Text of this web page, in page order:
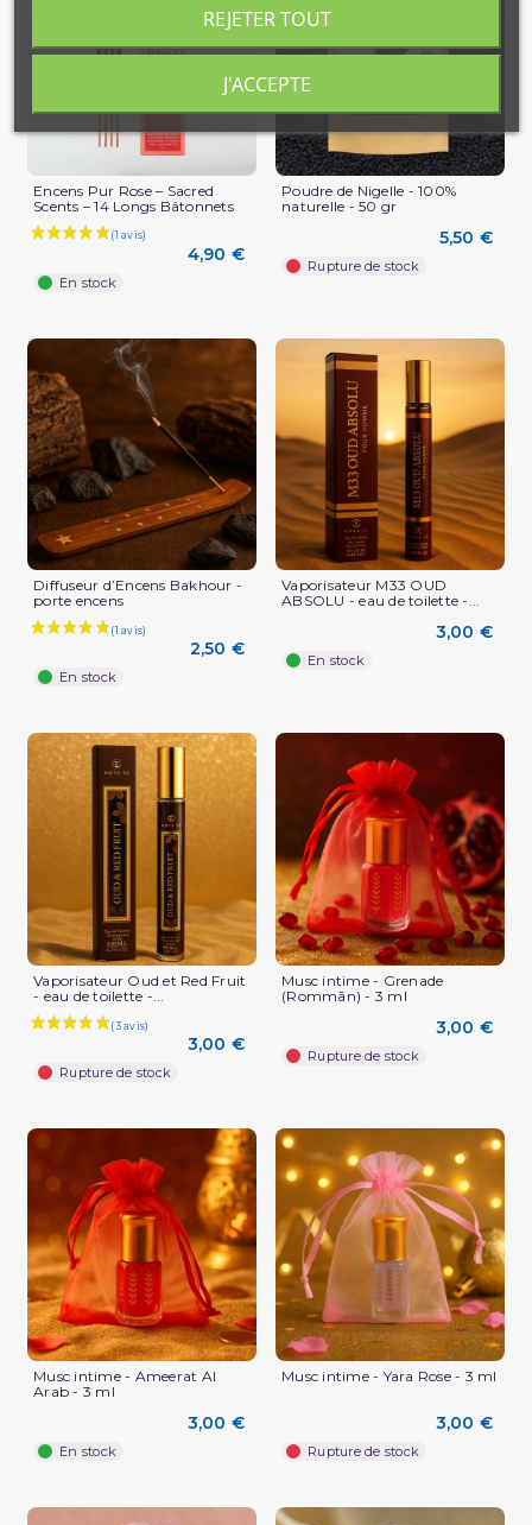
Encens Pur Rose – Sacred
Scents – 14 Longs Bâtonnets
4,90 €
En stock
Poudre de Nigelle - 100%
naturelle - 50 gr
5,50 €
Rupture de stock
Diffuseur d’Encens Bakhour -
porte encens
2,50 €
En stock
Vaporisateur M33 OUD
ABSOLU - eau de toilette -...
3,00 €
En stock
Vaporisateur Oud et Red Fruit
- eau de toilette -...
3,00 €
Rupture de stock
Musc intime - Grenade
(Rommān) - 3 ml
3,00 €
Rupture de stock
Musc intime - Ameerat Al
Arab - 3 ml
3,00 €
En stock
Musc intime - Yara Rose - 3 ml
3,00 €
Rupture de stock
REJETER TOUT
J'ACCEPTE